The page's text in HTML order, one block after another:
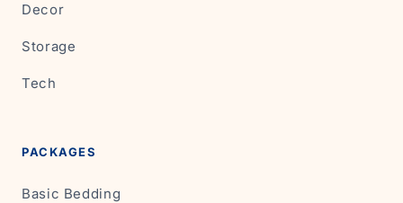
Decor
Storage
Tech
PACKAGES
Basic Bedding